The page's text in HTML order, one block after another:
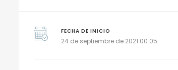
FECHA DE INICIO
24 de septiembre de 2021 00:05